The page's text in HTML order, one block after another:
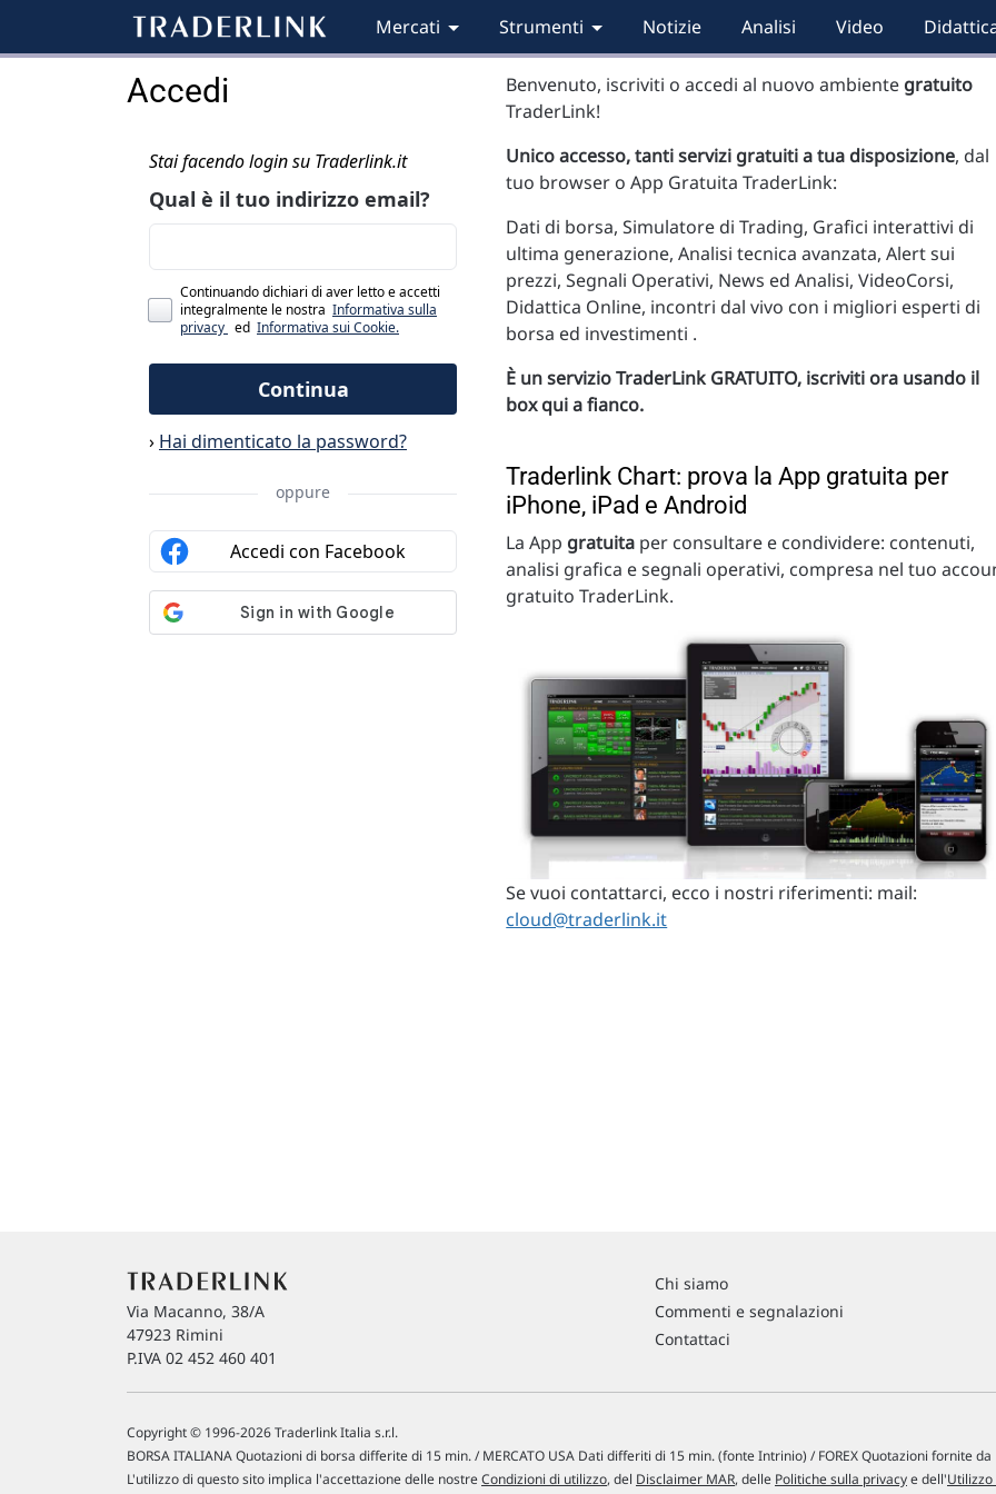
Mercati Strumenti Notizie Analisi Video
Accedi Benvenuto, iscriviti o accedi al nuovo ambiente gratuito
TraderLink!
Unico accesso, tanti servizi gratuiti a tua disposizione, dal
tuo browser o App Gratuita TraderLink:
Dati di borsa, Simulatore di Trading, Grafici interattivi di
ultima generazione, Analisi tecnica avanzata, Alert sui
prezzi, Segnali Operativi, News ed Analisi, VideoCorsi,
Didattica Online, incontri dal vivo con i migliori esperti di
borsa ed investimenti .
È un servizio TraderLink GRATUITO, iscriviti ora usando il
box qui a fianco.
Traderlink Chart: prova la App gratuita per
iPhone, iPad e Android
La App gratuita per consultare e condividere: contenuti,
analisi grafica e segnali operativi, compresa nel tuo
gratuito TraderLink.
Se vuoi contattarci, ecco i nostri riferimenti: mail:
cloud@traderlink.it
Via Macanno, 38/A
47923 Rimini
P.IVA 02 452 460 401
Chi siamo
Commenti e segnalazioni
Contattaci
Copyright © 1996-2026 Traderlink Italia s.r.l.
BORSA ITALIANA Quotazioni di borsa differite di 15 min. / MERCATO USA Dati differiti di 15 min. (fonte Intrinio) / FOREX Quotazioni fornite da
L'utilizzo di questo sito implica l'accettazione delle nostreCondizioni di utilizzo, del Disclaimer MAR, delle Politiche sulla privacye dell'